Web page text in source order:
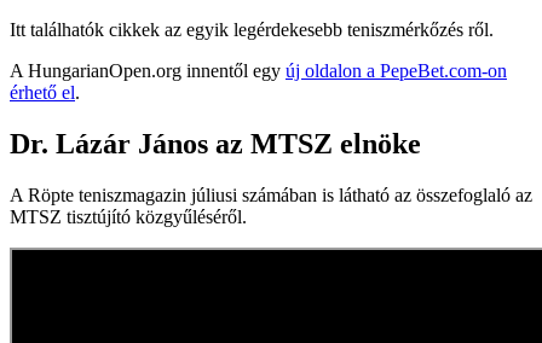
Itt találhatók cikkek az egyik legérdekesebb teniszmérkőzés ről.
A HungarianOpen.org innentől egy új oldalon a PepeBet.com-on
érhető el.
Dr. Lázár János az MTSZ elnöke
A Röpte teniszmagazin júliusi számában is látható az összefoglaló az
MTSZ tisztújító közgyűléséről.